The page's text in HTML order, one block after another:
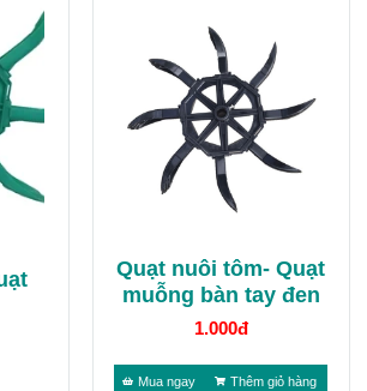
Quạt nuôi tôm- Quạt
muỗng bàn tay đen
1.000đ
Mua ngay Thêm giỏ hàng